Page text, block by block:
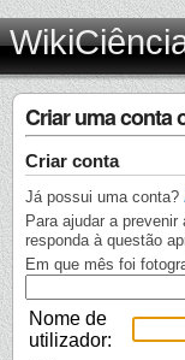
Criar uma conta
Criar conta
Já possui uma conta?
Para ajudar a
responda à questão
Em que mês foi
Nome de
utilizador: